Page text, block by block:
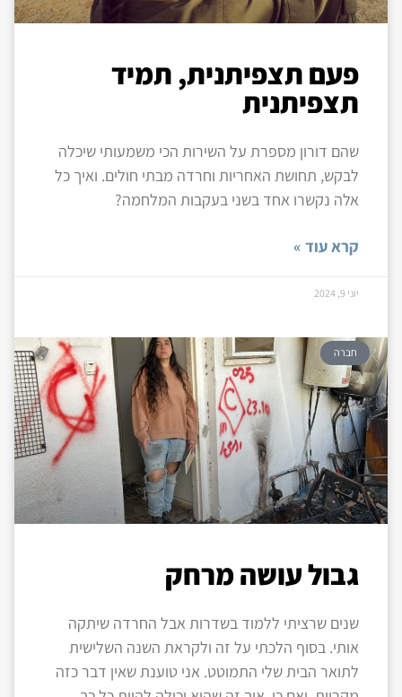
פעם תצפיתנית, תמיד
תצפיתנית
שהם דורון מספרת על השירות הכי משמעותי שיכלה
לבקש, תחושת האחריות וחרדה מבתי חולים. ואיך כל
אלה נקשרו אחד בשני בעקבות המלחמה?
קרא עוד »
יוני 9, 2024
חברה
גבול עושה מרחק
שנים שרציתי ללמוד בשדרות אבל החרדה שיתקה
אותי. בסוף הלכתי על זה ולקראת השנה השלישית
לתואר הבית שלי התמוטט. אני טוענת שאין דבר כזה